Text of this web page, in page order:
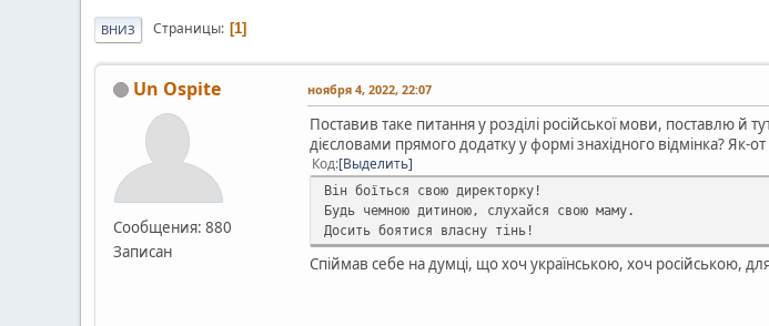
ВНИЗ Страницы 1
Un Ospite
Сообщения: 880
Записан
ноября 4, 2022, 22:07
Поставив таке питання у розділі російської мови, поставлю
дієсловами прямого додатку у формі знахідного відмінка? Як-
Код Выделить
Він боїться свою директорку!
Будь чемною дитиною, слухайся свою маму.
Досить боятися власну тінь!
Спіймав себе на думці, що хоч українською, хоч російською,